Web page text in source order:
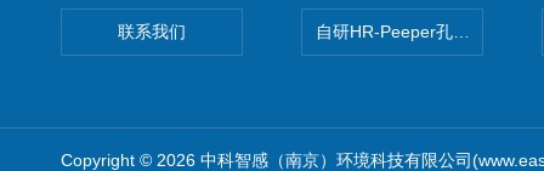
联系我们 自研HR-Peeper孔隙水采样器
Copyright © 2026 中科智感（南京）环境科技有限公司